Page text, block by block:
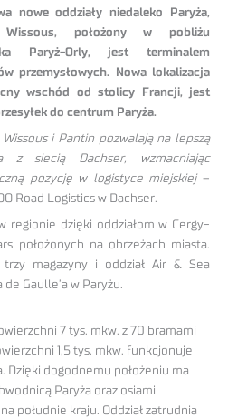
nowe oddziały niedaleko Paryża,
położony w pobliżu
Paryż-Orly, jest terminalem
przemysłowych. Nowa lokalizacja
wschód od stolicy Francji, jest
do centrum Paryża.
i Pantin pozwalają na lepszą
z siecią Dachser, wzmacniając
pozycję w logistyce miejskiej–
Road Logistics w Dachser.
dzięki oddziałom w Cergy-
położonych na obrzeżach miasta.
magazyny i oddział Air & Sea
Gaulle’a w Paryżu.
7 tys. mkw. z 70 bramami
1,5 tys. mkw. funkcjonuje
Dzięki dogodnemu położeniu ma
Paryża oraz osiami
południe kraju. Oddział zatrudnia